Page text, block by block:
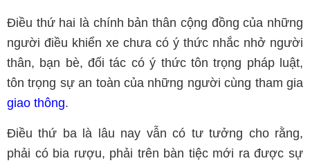
Điều thứ hai là chính bản thân cộng đồng của những
người điều khiển xe chưa có ý thức nhắc nhở người
thân, bạn bè, đối tác có ý thức tôn trọng pháp luật,
tôn trọng sự an toàn của những người cùng tham gia
giao thông.
Điều thứ ba là lâu nay vẫn có tư tưởng cho rằng,
phải có bia rượu, phải trên bàn tiệc mới ra được sự